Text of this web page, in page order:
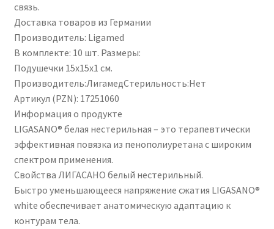
связь.
Доставка товаров из Германии
Производитель: Ligamed
В комплекте: 10 шт. Размеры:
Подушечки 15x15x1 см.
Производитель:ЛигамедСтерильность:Нет
Артикул (PZN): 17251060
Информация о продукте
LIGASANO® белая нестерильная – это терапевтически
эффективная повязка из пенополиуретана с широким
спектром применения.
Свойства ЛИГАСАНО белый нестерильный.
Быстро уменьшающееся напряжение сжатия LIGASANO®
white обеспечивает анатомическую адаптацию к
контурам тела.